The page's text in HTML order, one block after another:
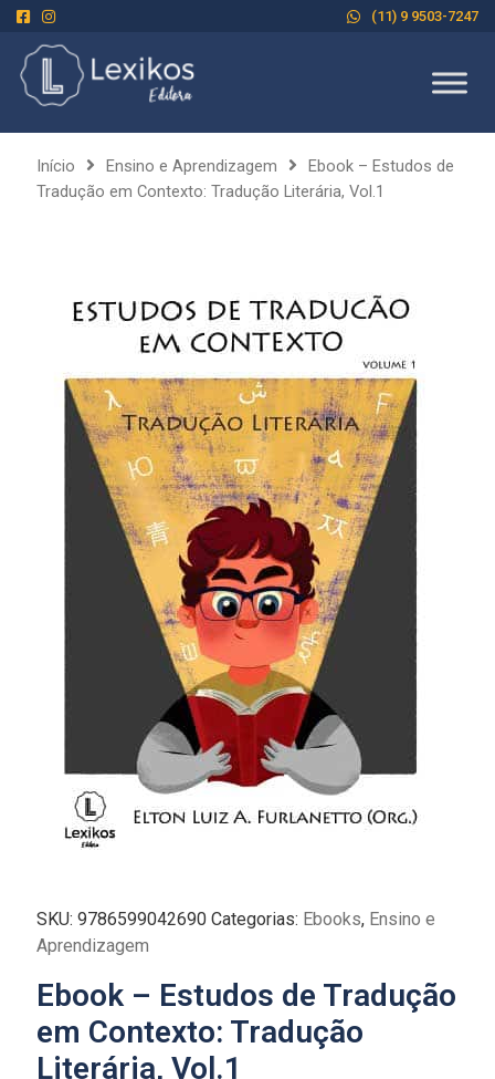
(11) 9 9503-7247
Início Ensino e Aprendizagem
Ebook – Estudos de
Tradução em Contexto: Tradução Literária, Vol.1
SKU: 9786599042690 Categorias: Ebooks, Ensino e
Aprendizagem
Ebook – Estudos de Tradução
em Contexto: Tradução
Literária, Vol.1